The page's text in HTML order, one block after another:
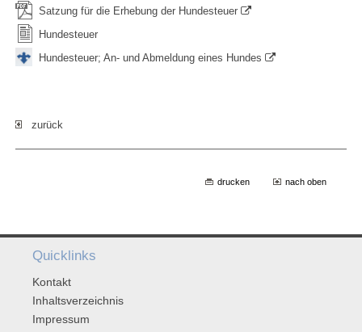
Satzung für die Erhebung der Hundesteuer
Hundesteuer
Hundesteuer; An- und Abmeldung eines Hundes
zurück
drucken nach oben
Quicklinks
Kontakt
Inhaltsverzeichnis
Impressum